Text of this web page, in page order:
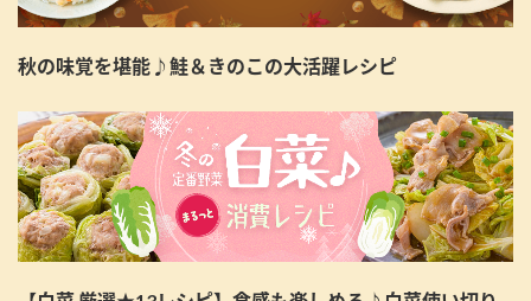
秋の味覚を堪能♪鮭＆きのこの大活躍レシピ